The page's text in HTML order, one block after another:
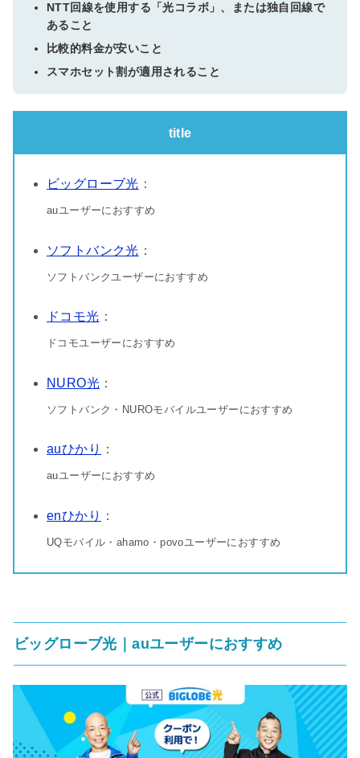
NTT回線を使用する「光コラボ」、または独自回線で
あること
比較的料金が安いこと
スマホセット割が適用されること
title
ビッグローブ光 ：
auユーザーにおすすめ
ソフトバンク光 ：
ソフトバンクユーザーにおすすめ
ドコモ光 ：
ドコモユーザーにおすすめ
NURO光 ：
ソフトバンク・NUROモバイルユーザーにおすすめ
auひかり ：
auユーザーにおすすめ
enひかり ：
UQモバイル・ahamo・povoユーザーにおすすめ
ビッグローブ光｜auユーザーにおすすめ